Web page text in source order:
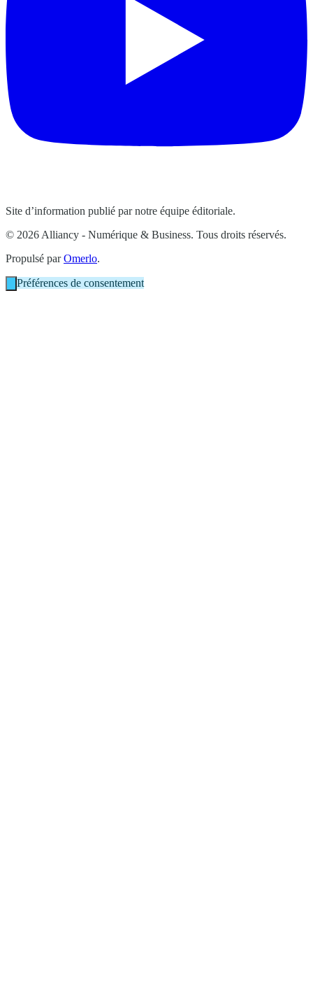
Site d’information publié par notre équipe éditoriale.
© 2026 Alliancy - Numérique & Business. Tous droits réservés.
Propulsé parOmerlo.
Préférences de consentement